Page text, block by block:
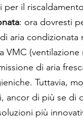
per il
: ora dovresti
aria condizionata
VMC (ventilazione
di aria
Tuttavia,
ancor di più se di
più